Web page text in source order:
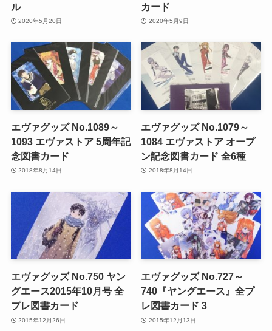
ル
2020年5月20日
カード
2020年5月9日
エヴァグッズ No.1089～
1093 エヴァストア 5周年記
念図書カード
2018年8月14日
エヴァグッズ No.1079～
1084 エヴァストア オープ
ン記念図書カード 全6種
2018年8月14日
エヴァグッズ No.750 ヤン
グエース2015年10月号 全
プレ図書カード
2015年12月26日
エヴァグッズ No.727～
740『ヤングエース』全プ
レ図書カード 3
2015年12月13日